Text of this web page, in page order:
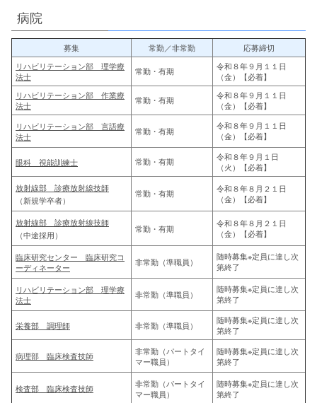
病院
募集 常勤／非常勤
応募締切
リハビリテーション部 理学療
法士
常勤・有期
令和８年９月１１日
（金）【必着】
リハビリテーション部 作業療
法士
常勤・有期
令和８年９月１１日
（金）【必着】
リハビリテーション部 言語療
法士
常勤・有期
令和８年９月１１日
（金）【必着】
眼科 視能訓練士 常勤・有期
令和８年９月１日
（火）【必着】
放射線部 診療放射線技師
（新規学卒者）
常勤・有期
令和８年８月２１日
（金）【必着】
放射線部 診療放射線技師
（中途採用）
常勤・有期
令和８年８月２１日
（金）【必着】
臨床研究センター 臨床研究コ
ーディネーター
非常勤（準職員）
随時募集※定員に達し次
第終了
リハビリテーション部 理学療
法士
非常勤（準職員）
随時募集※定員に達し次
第終了
栄養部 調理師 非常勤（準職員）
随時募集※定員に達し次
第終了
病理部 臨床検査技師
非常勤（パートタイ
マー職員）
随時募集※定員に達し次
第終了
検査部 臨床検査技師
非常勤（パートタイ
マー職員）
随時募集※定員に達し次
第終了